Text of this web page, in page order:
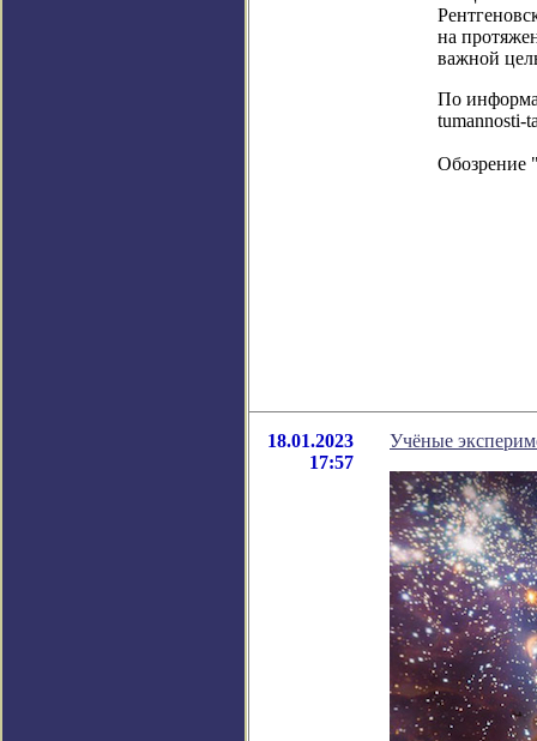
на
важной
По
tumannosti-
Обозрение
18.01.2023
17:57
Учёные